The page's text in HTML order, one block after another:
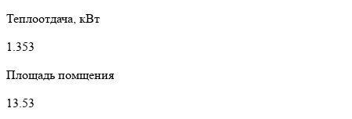
Теплоотдача, кВт
1.353
Площадь помщения
13.53